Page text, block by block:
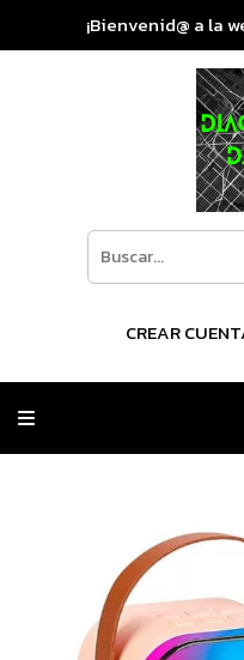
¡Bienvenid@ a la
CREAR